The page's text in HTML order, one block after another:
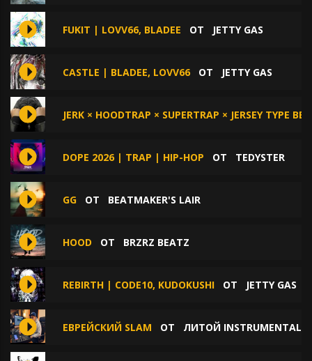
FUKIT | LOVV66, BLADEE ОТ JETTY GAS
CASTLE | BLADEE, LOVV66 ОТ JETTY GAS
JERK × HOODTRAP × SUPERTRAP × JERSEY TYPE
DOPE 2026 | TRAP | HIP-HOP ОТ TEDYSTER
GG ОТ BEATMAKER'S LAIR
HOOD ОТ BRZRZ BEATZ
REBIRTH | CODE10, KUDOKUSHI ОТ JETTY GAS
ЕВРЕЙСКИЙ SLAM ОТ ЛИТОЙ INSTRUMENTAL